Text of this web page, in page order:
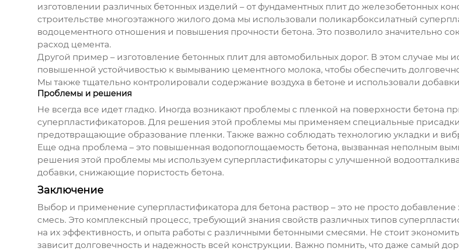
изготовлении различных бетонных изделий – от фундаментных плит до железобетонных
строительстве многоэтажного жилого дома мы использовали поликарбоксилатный
водоцементного отношения и повышения прочности бетона. Это позволило значительно
расход цемента.
Другой пример – изготовление бетонных плит для автомобильных дорог. В этом случае мы
повышенной устойчивостью к вымыванию цементного молока, чтобы обеспечить
Мы также тщательно контролировали содержание воздуха в бетоне и использовали
Проблемы и решения
Не всегда все идет гладко. Иногда возникают проблемы с пленкой на поверхности бетона
суперпластификаторов. Для решения этой проблемы мы применяем специальные
предотвращающие образование пленки. Также важно соблюдать технологию укладки и
Еще одна проблема – это повышенная водопоглощаемость бетона, вызванная неполным
решения этой проблемы мы используем суперпластификаторы с улучшенной
добавки, снижающие пористость бетона.
Заключение
Выбор и применение суперпластификатора для бетона раствор – это не просто
смесь. Это комплексный процесс, требующий знания свойств различных типов
на их эффективность, и опыта работы с различными бетонными смесями. Не стоит экономить
зависит долговечность и надежность всей конструкции. Важно помнить, что даже самый